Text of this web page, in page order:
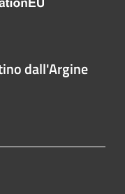
dall'Argine